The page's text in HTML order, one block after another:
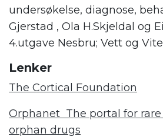
undersøkelse, diagnose,
Gjerstad , Ola H.Skjeldal og
4.utgave Nesbru; Vett og
Lenker
The Cortical Foundation
Orphanet The portal for rare
orphan drugs